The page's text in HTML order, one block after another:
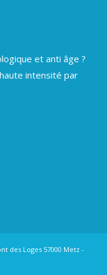
et anti âge ?
intensité par
des Loges 57000 Metz -